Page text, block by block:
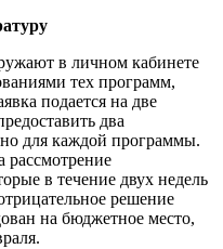
в личном кабинете
тех программ,
подается на две
два
для каждой программы.
рассмотрение
в течение двух недель
решение
на бюджетное место,